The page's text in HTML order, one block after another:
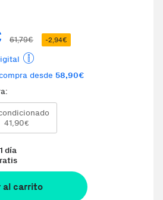
61,79€ -2,94€
Te damos la oportunidad de
desde 58,90€
41,90€
1 día
al carrito